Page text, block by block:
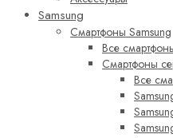
Samsung
Смартфоны Samsung
Все
Смартфоны
Все